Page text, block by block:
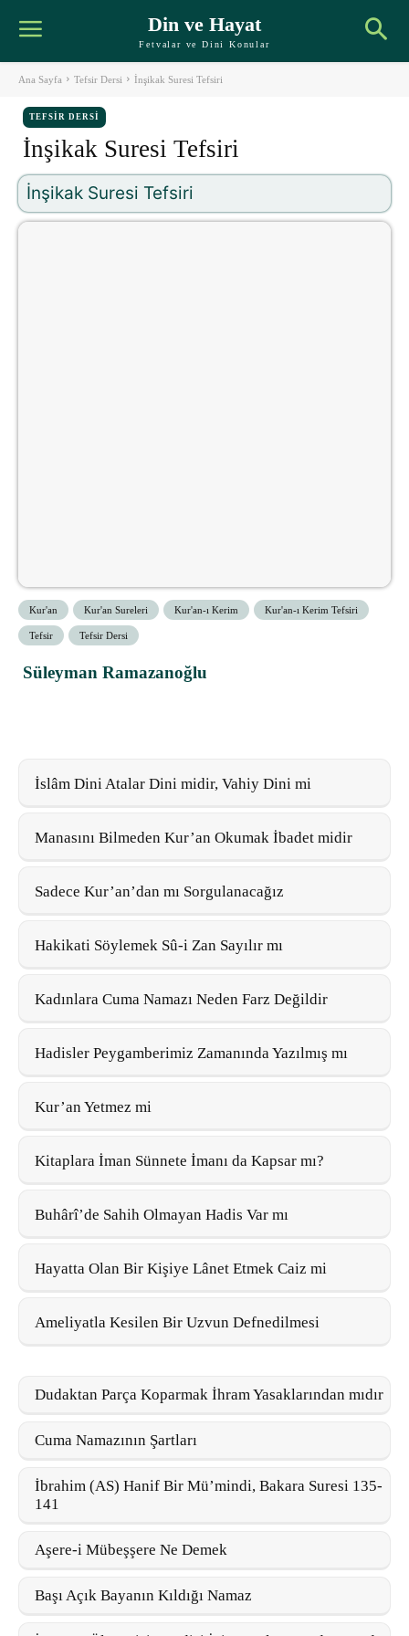
Din ve Hayat
Fetvalar ve Dini Konular
Ana Sayfa Tefsir Dersi İnşikak Suresi Tefsiri
TEFSIR DERSI
İnşikak Suresi Tefsiri
İnşikak Suresi Tefsiri
Kur'an Kur'an Sureleri Kur'an-ı Kerim Kur'an-ı Kerim Tefsiri
Tefsir Tefsir Dersi
Süleyman Ramazanoğlu
İslâm Dini Atalar Dini midir, Vahiy Dini mi
Manasını Bilmeden Kur’an Okumak İbadet midir
Sadece Kur’an’dan mı Sorgulanacağız
Hakikati Söylemek Sû-i Zan Sayılır mı
Kadınlara Cuma Namazı Neden Farz Değildir
Hadisler Peygamberimiz Zamanında Yazılmış mı
Kur’an Yetmez mi
Kitaplara İman Sünnete İmanı da Kapsar mı?
Buhârî’de Sahih Olmayan Hadis Var mı
Hayatta Olan Bir Kişiye Lânet Etmek Caiz mi
Ameliyatla Kesilen Bir Uzvun Defnedilmesi
Dudaktan Parça Koparmak İhram Yasaklarından mıdır
Cuma Namazının Şartları
İbrahim (AS) Hanif Bir Mü’mindi, Bakara Suresi 135-
141
Aşere-i Mübeşşere Ne Demek
Başı Açık Bayanın Kıldığı Namaz